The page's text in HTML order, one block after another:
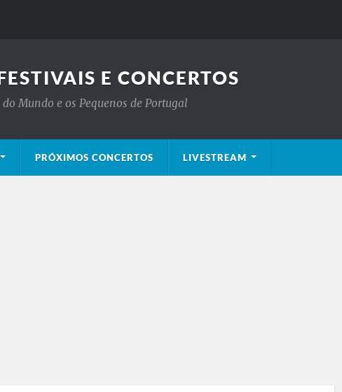
E CONCERTOS
Mundo e os Pequenos de Portugal
PRÓXIMOS CONCERTOS LIVESTREAM